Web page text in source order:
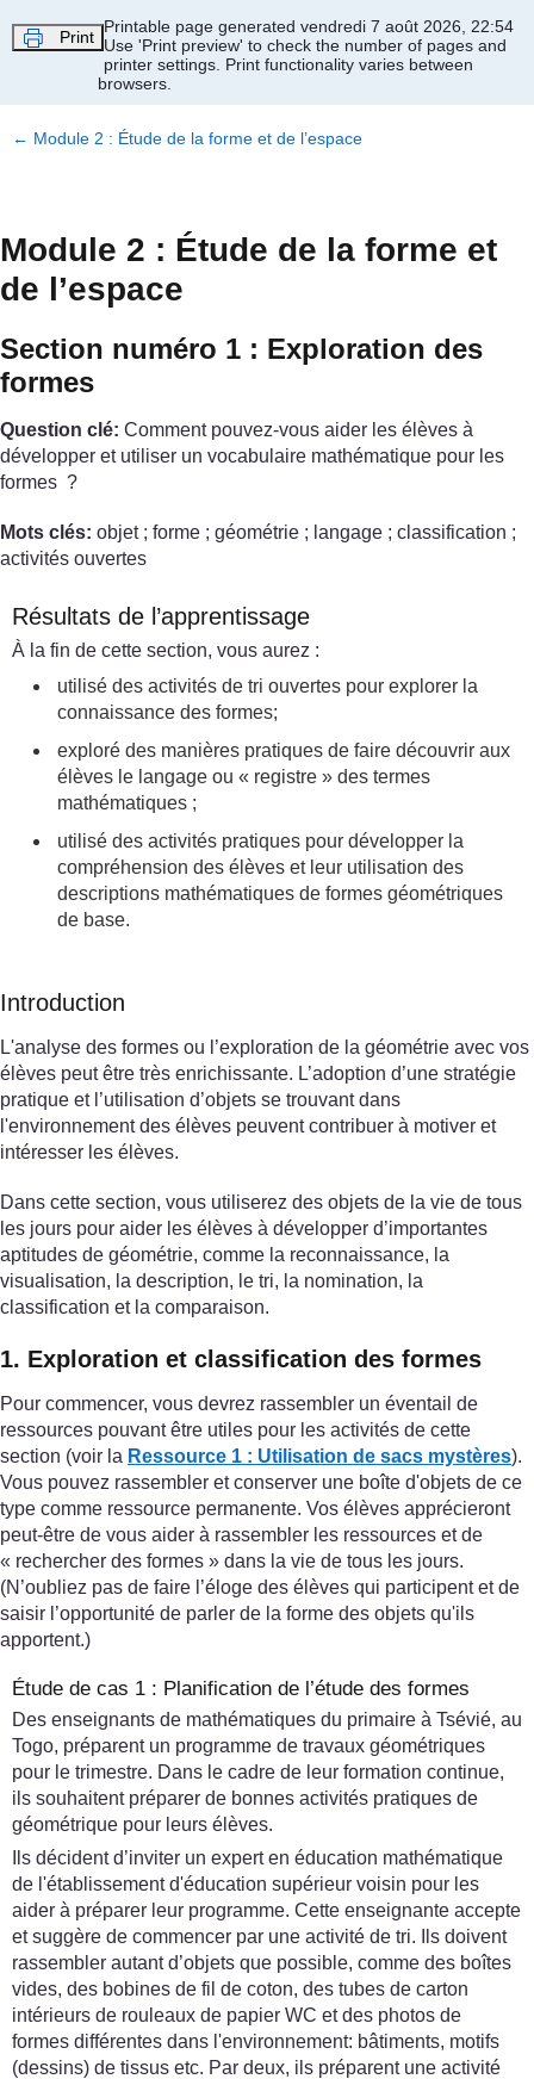
Print
Printable page generated vendredi 7 août 2026, 22:54
Use 'Print preview' to check the number of pages and
printer settings. Print functionality varies between
browsers.
← Module 2 : Étude de la forme et de l’espace
Module 2 : Étude de la forme et
de l’espace
Section numéro 1 : Exploration des
formes
Question clé: Comment pouvez-vous aider les élèves à
développer et utiliser un vocabulaire mathématique pour les
formes ?
Mots clés: objet ; forme ; géométrie ; langage ; classification ;
activités ouvertes
Résultats de l’apprentissage
À la fin de cette section, vous aurez :
utilisé des activités de tri ouvertes pour explorer la
connaissance des formes;
exploré des manières pratiques de faire découvrir aux
élèves le langage ou « registre » des termes
mathématiques ;
utilisé des activités pratiques pour développer la
compréhension des élèves et leur utilisation des
descriptions mathématiques de formes géométriques
de base.
Introduction
L'analyse des formes ou l’exploration de la géométrie avec vos
élèves peut être très enrichissante. L’adoption d’une stratégie
pratique et l’utilisation d’objets se trouvant dans
l'environnement des élèves peuvent contribuer à motiver et
intéresser les élèves.
Dans cette section, vous utiliserez des objets de la vie de tous
les jours pour aider les élèves à développer d’importantes
aptitudes de géométrie, comme la reconnaissance, la
visualisation, la description, le tri, la nomination, la
classification et la comparaison.
1. Exploration et classification des formes
Pour commencer, vous devrez rassembler un éventail de
ressources pouvant être utiles pour les activités de cette
section (voir la Ressource 1 : Utilisation de sacs mystères).
Vous pouvez rassembler et conserver une boîte d'objets de ce
type comme ressource permanente. Vos élèves apprécieront
peut-être de vous aider à rassembler les ressources et de
« rechercher des formes » dans la vie de tous les jours.
(N’oubliez pas de faire l’éloge des élèves qui participent et de
saisir l’opportunité de parler de la forme des objets qu'ils
apportent.)
Étude de cas 1 : Planification de l’étude des formes
Des enseignants de mathématiques du primaire à Tsévié, au
Togo, préparent un programme de travaux géométriques
pour le trimestre. Dans le cadre de leur formation continue,
ils souhaitent préparer de bonnes activités pratiques de
géométrique pour leurs élèves.
Ils décident d’inviter un expert en éducation mathématique
de l'établissement d'éducation supérieur voisin pour les
aider à préparer leur programme. Cette enseignante accepte
et suggère de commencer par une activité de tri. Ils doivent
rassembler autant d’objets que possible, comme des boîtes
vides, des bobines de fil de coton, des tubes de carton
intérieurs de rouleaux de papier WC et des photos de
formes différentes dans l'environnement: bâtiments, motifs
(dessins) de tissus etc. Par deux, ils préparent une activité